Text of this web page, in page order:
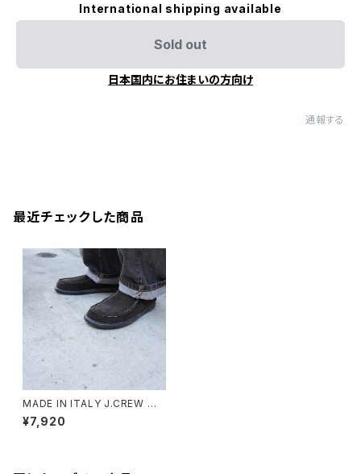
International shipping available
Sold out
日本国内にお住まいの方向け
通報する
最近チェックした商品
MADE IN ITALY J.CREW MO
CCASIN SHOES
¥7,920